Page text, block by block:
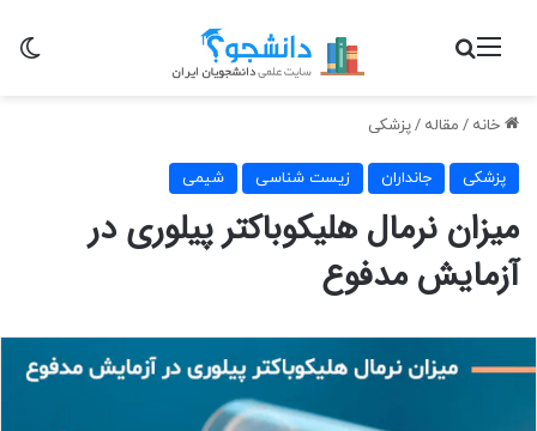
منو جستجو برای
خانه / مقاله /پزشکی
پزشکی جانداران زیست شناسی شیمی
میزان نرمال هلیکوباکتر پیلوری در
آزمایش مدفوع